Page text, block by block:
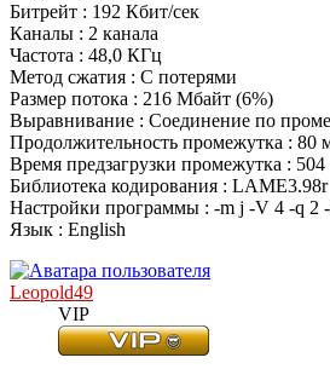
Битрейт : 192 Кбит/сек
Каналы : 2 канала
Частота : 48,0 КГц
Метод сжатия : С потерями
Размер потока : 216 Мбайт (6%)
Выравнивание : Соединение по
Продолжительность промежутка : 80
Время предзагрузки промежутка : 504
Библиотека кодирования : LAME3.98r
Настройки программы : -m j -V 4 -q 2
Язык : English
Leopold49
VIP